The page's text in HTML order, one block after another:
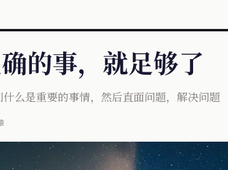
的事，就足够了
么是重要的事情，然后直面问题，解决问题